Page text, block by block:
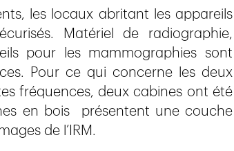
les locaux abritant les appareils
Matériel de radiographie,
pour les mammographies sont
Pour ce qui concerne les deux
fréquences, deux cabines ont été
en bois présentent une couche
de l’IRM.